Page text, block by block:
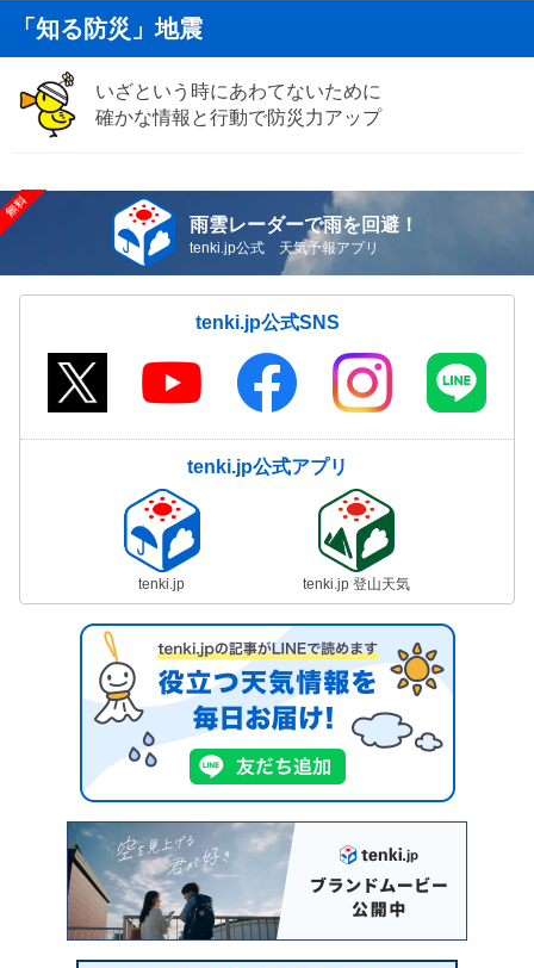
「知る防災」地震
いざという時にあわてないために
確かな情報と行動で防災力アップ
雨雲レーダーで雨を回避！
tenki.jp公式 天気予報アプリ
tenki.jp公式SNS
tenki.jp公式アプリ
tenki.jp tenki.jp 登山天気